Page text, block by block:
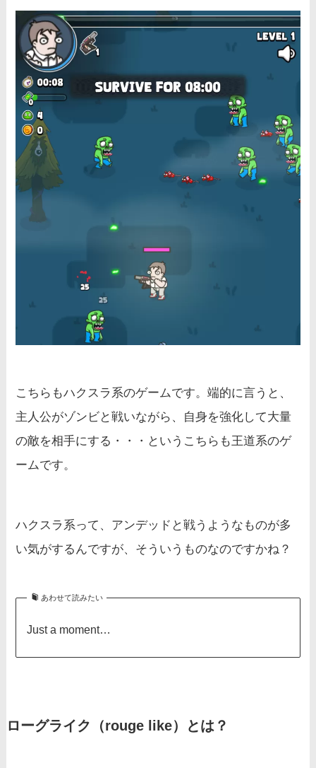
こちらもハクスラ系のゲームです。端的に言うと、
主人公がゾンビと戦いながら、自身を強化して大量
の敵を相手にする・・・というこちらも王道系のゲ
ームです。
ハクスラ系って、アンデッドと戦うようなものが多
い気がするんですが、そういうものなのですかね？
あわせて読みたい
Just a moment…
ローグライク（rouge like）とは？